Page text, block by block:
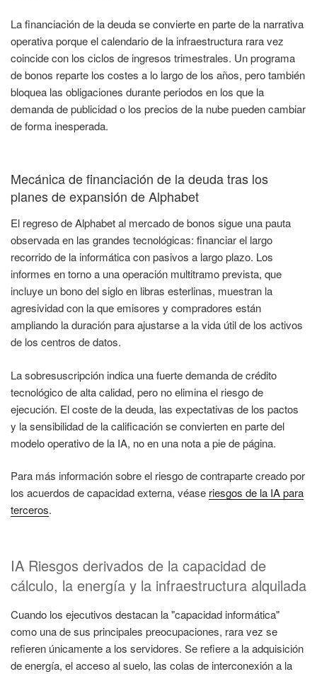
La financiación de la deuda se convierte en parte de la narrativa
operativa porque el calendario de la infraestructura rara vez
coincide con los ciclos de ingresos trimestrales. Un programa
de bonos reparte los costes a lo largo de los años, pero también
bloquea las obligaciones durante periodos en los que la
demanda de publicidad o los precios de la nube pueden cambiar
de forma inesperada.
Mecánica de financiación de la deuda tras los
planes de expansión de Alphabet
El regreso de Alphabet al mercado de bonos sigue una pauta
observada en las grandes tecnológicas: financiar el largo
recorrido de la informática con pasivos a largo plazo. Los
informes en torno a una operación multitramo prevista, que
incluye un bono del siglo en libras esterlinas, muestran la
agresividad con la que emisores y compradores están
ampliando la duración para ajustarse a la vida útil de los activos
de los centros de datos.
La sobresuscripción indica una fuerte demanda de crédito
tecnológico de alta calidad, pero no elimina el riesgo de
ejecución. El coste de la deuda, las expectativas de los pactos
y la sensibilidad de la calificación se convierten en parte del
modelo operativo de la IA, no en una nota a pie de página.
Para más información sobre el riesgo de contraparte creado por
los acuerdos de capacidad externa, véase riesgos de la IA para
terceros.
IA Riesgos derivados de la capacidad de
cálculo, la energía y la infraestructura alquilada
Cuando los ejecutivos destacan la "capacidad informática"
como una de sus principales preocupaciones, rara vez se
refieren únicamente a los servidores. Se refiere a la adquisición
de energía, el acceso al suelo, las colas de interconexión a la